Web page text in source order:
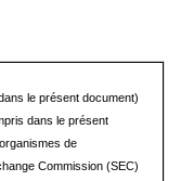
le présent document)
dans le présent
de
Commission (SEC)